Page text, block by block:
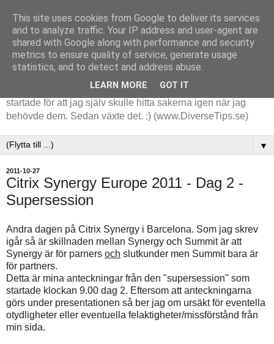
Tips och tankar kring de saker jag stöter på i arbetet. Det
startade för att jag själv skulle hitta sakerna igen när jag
behövde dem. Sedan växte det. :) (www.DiverseTips.se)
▼
2011-10-27
Citrix Synergy Europe 2011 - Dag 2 -
Supersession
Andra dagen på Citrix Synergy i Barcelona. Som jag skrev
igår så är skillnaden mellan Synergy och Summit är att
Synergy är för parners och slutkunder men Summit bara är
för partners.
Detta är mina anteckningar från den "supersession" som
startade klockan 9.00 dag 2. Eftersom att anteckningarna
görs under presentationen så ber jag om ursäkt för eventella
otydligheter eller eventuella felaktigheter/missförstånd från
min sida.
This site uses cookies from Google to deliver its services
and to analyze traffic. Your IP address and user-agent are
shared with Google along with performance and security
metrics to ensure quality of service, generate usage
statistics, and to detect and address abuse.
LEARN MORE GOT IT